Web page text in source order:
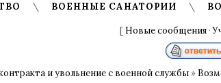
ВОЕННЫЕ САНАТОРИИ
[ Новые сообщения ·
и увольнение с военной службы »